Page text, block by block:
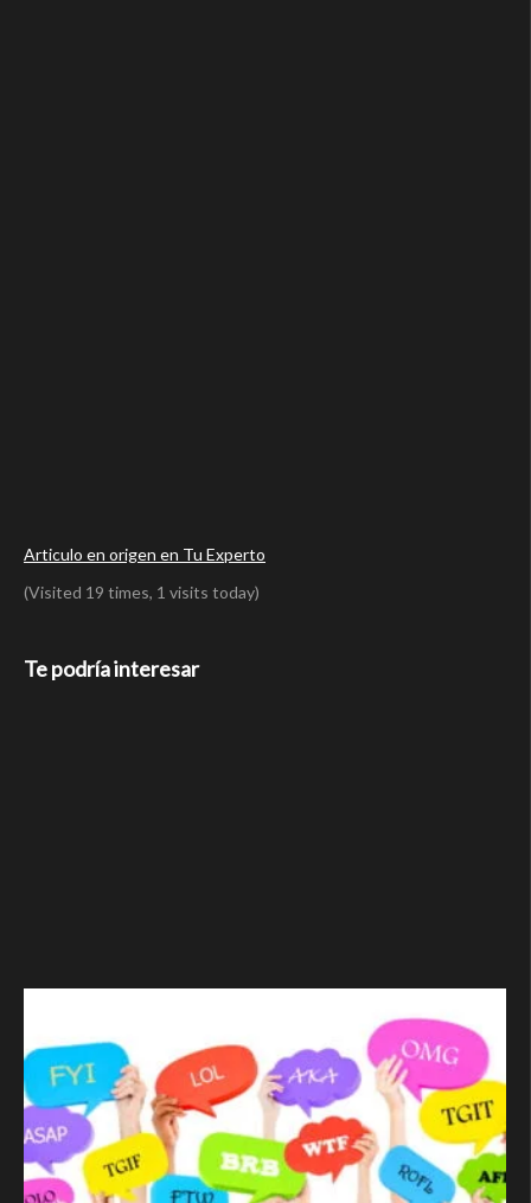
Articulo en origen en Tu Experto
(Visited 19 times, 1 visits today)
Te podría interesar